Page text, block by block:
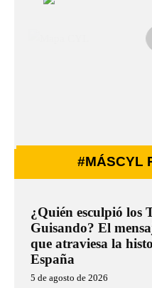
#MÁSCYL
¿Quién esculpió los
Guisando? El
que atraviesa la
España
5 de agosto de 2026